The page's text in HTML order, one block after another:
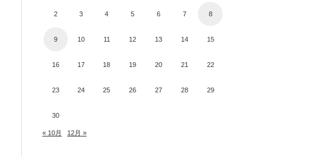
2 3 4 5 6 7 8
9 10 11 12 13 14 15
16 17 18 19 20 21 22
23 24 25 26 27 28 29
30
« 10月 12月 »